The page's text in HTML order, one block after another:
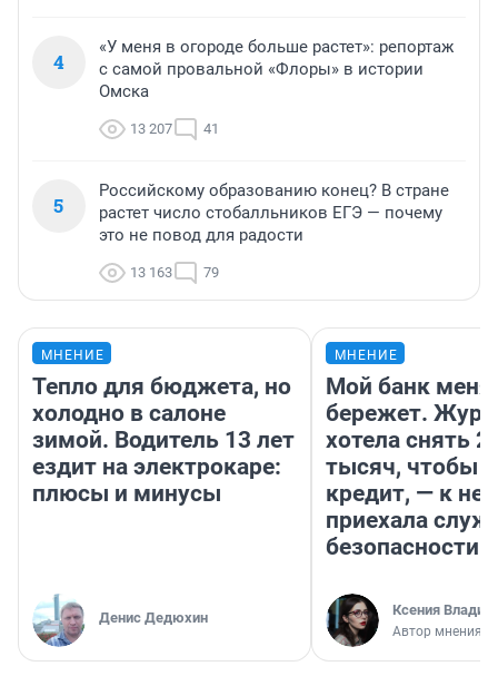
4
«У меня в огороде больше растет»: репортаж
с самой провальной «Флоры» в истории
Омска
13 207 41
5
Российскому образованию конец? В стране
растет число стобалльников ЕГЭ — почему
это не повод для радости
13 163 79
МНЕНИЕ
Тепло для бюджета, но
холодно в салоне
зимой. Водитель 13 лет
ездит на электрокаре:
плюсы и минусы
Денис Дедюхин
МНЕНИЕ
Мой банк меня
бережет.
хотела снять
тысяч, чтобы
кредит, — к
приехала
безопасности
Ксения
Автор мнения